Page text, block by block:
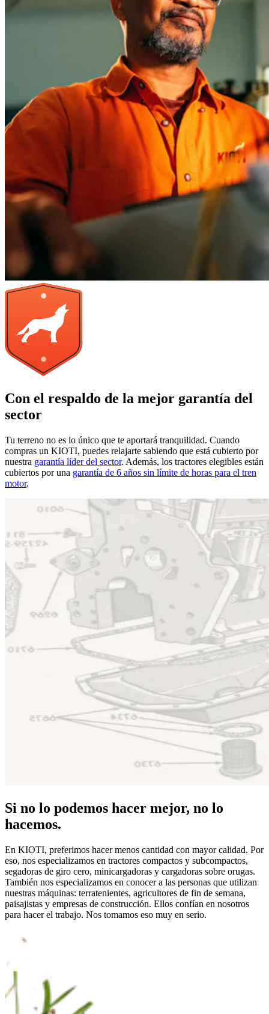
Con el respaldo de la mejor garantía del
sector
Tu terreno no es lo único que te aportará tranquilidad. Cuando
compras un KIOTI, puedes relajarte sabiendo que está cubierto por
nuestra garantía líder del sector. Además, los tractores elegibles están
cubiertos por una garantía de 6 años sin límite de horas para el tren
motor.
Si no lo podemos hacer mejor, no lo
hacemos.
En KIOTI, preferimos hacer menos cantidad con mayor calidad. Por
eso, nos especializamos en tractores compactos y subcompactos,
segadoras de giro cero, minicargadoras y cargadoras sobre orugas.
También nos especializamos en conocer a las personas que utilizan
nuestras máquinas: terratenientes, agricultores de fin de semana,
paisajistas y empresas de construcción. Ellos confían en nosotros
para hacer el trabajo. Nos tomamos eso muy en serio.